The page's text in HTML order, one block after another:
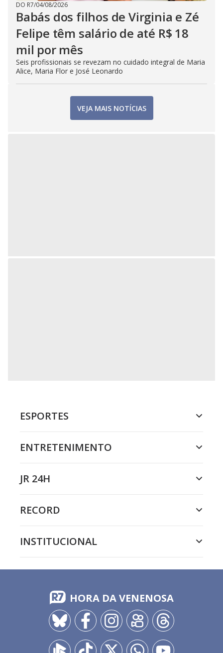
DO R7/04/08/2026
Babás dos filhos de Virginia e Zé
Felipe têm salário de até R$ 18
mil por mês
Seis profissionais se revezam no cuidado integral de Maria
Alice, Maria Flor e José Leonardo
VEJA MAIS NOTÍCIAS
ESPORTES
ENTRETENIMENTO
JR 24H
RECORD
INSTITUCIONAL
HORA DA VENENOSA